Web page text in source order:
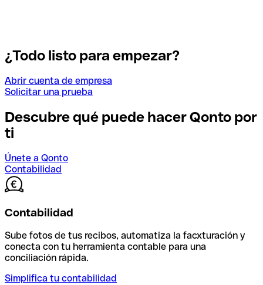
¿Todo listo para empezar?
Abrir cuenta de empresa
Solicitar una prueba
Descubre qué puede hacer Qonto por
ti
Únete a Qonto
Contabilidad
Contabilidad
Sube fotos de tus recibos, automatiza la facxturación y
conecta con tu herramienta contable para una
conciliación rápida.
Simplifica tu contabilidad